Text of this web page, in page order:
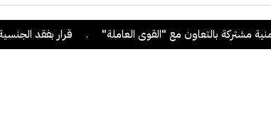
. قرار بفقد الجنسية من 9 أشخاص